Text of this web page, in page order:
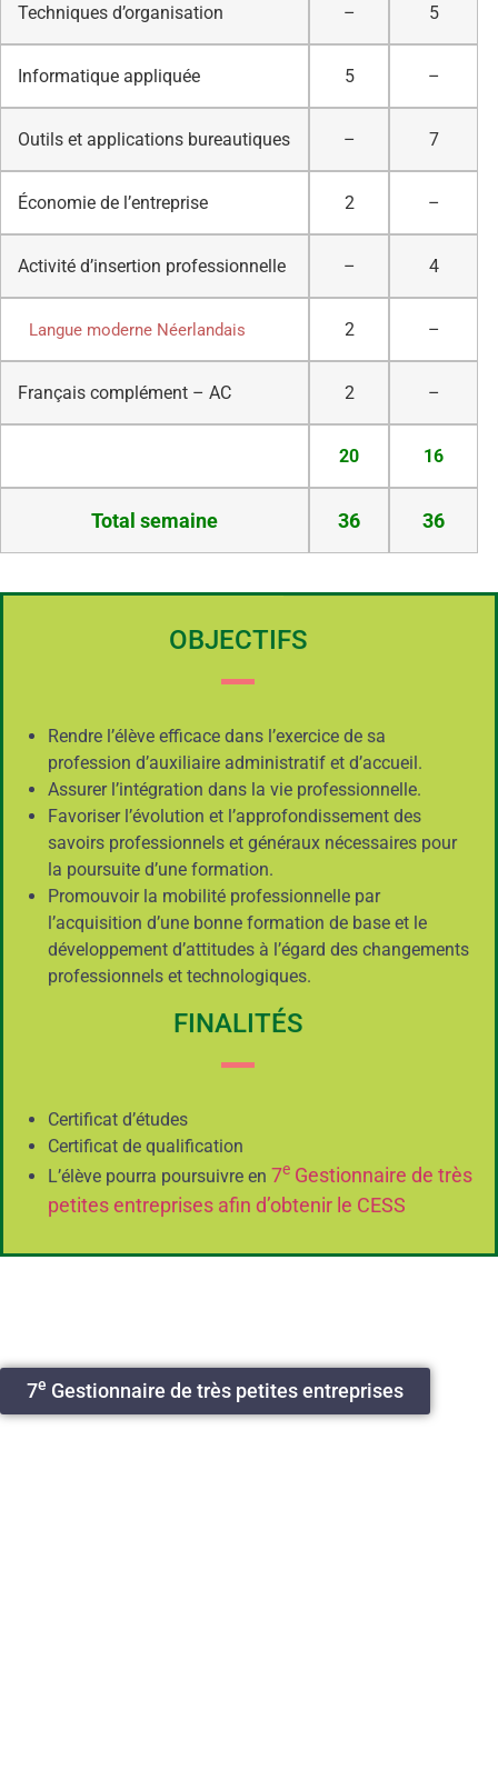
Techniques d’organisation – 5
Informatique appliquée 5 –
Outils et applications bureautiques – 7
Économie de l’entreprise 2 –
Activité d’insertion professionnelle – 4
Langue moderne Néerlandais 2 –
Français complément – AC 2 –
20 16
Total semaine 36 36
OBJECTIFS
Rendre l’élève efficace dans l’exercice de sa
profession d’auxiliaire administratif et d’accueil.
Assurer l’intégration dans la vie professionnelle.
Favoriser l’évolution et l’approfondissement des
savoirs professionnels et généraux nécessaires pour
la poursuite d’une formation.
Promouvoir la mobilité professionnelle par
l’acquisition d’une bonne formation de base et le
développement d’attitudes à l’égard des changements
professionnels et technologiques.
FINALITÉS
Certificat d’études
Certificat de qualification
L’élève pourra poursuivre en 7e Gestionnaire de très
petites entreprises afin d’obtenir le CESS
7e Gestionnaire de très petites entreprises